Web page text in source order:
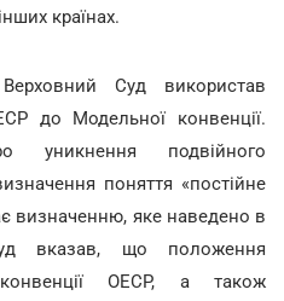
країнах.
Суд використав
до Модельної конвенції.
подвійного
поняття «постійне
визначенню, яке наведено в
вказав, що положення
ОЕСР, а також